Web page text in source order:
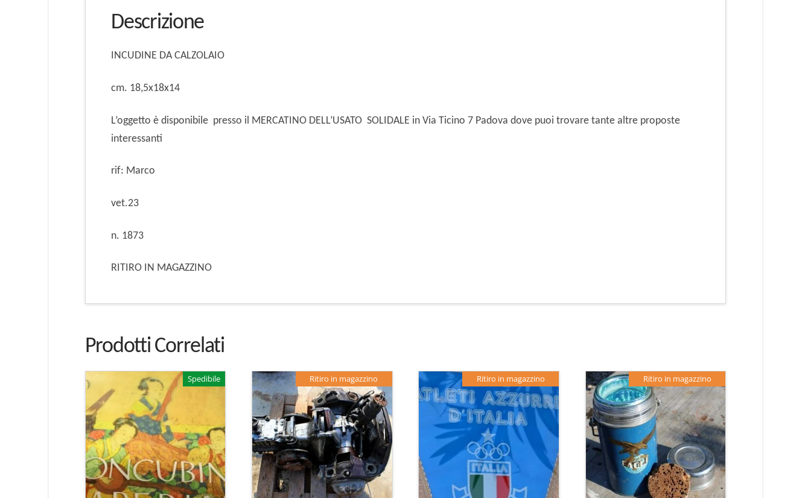
Descrizione
INCUDINE DA CALZOLAIO
cm. 18,5x18x14
L’oggetto è disponibile presso il MERCATINO DELL’USATO SOLIDALE in Via Ticino 7 Padova dove puoi trovare tante altre proposte
interessanti
rif: Marco
vet.23
n. 1873
RITIRO IN MAGAZZINO
Prodotti Correlati
Spedibile Ritiro in magazzino Ritiro in magazzino Ritiro in magazzino